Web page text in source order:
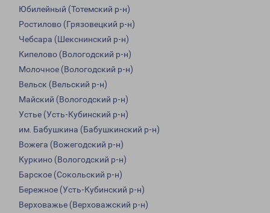
Юбилейный (Тотемский р-н)
Ростилово (Грязовецкий р-н)
Чебсара (Шекснинский р-н)
Кипелово (Вологодский р-н)
Молочное (Вологодский р-н)
Вельск (Вельский р-н)
Майский (Вологодский р-н)
Устье (Усть-Кубинский р-н)
им. Бабушкина (Бабушкинский р-н)
Вожега (Вожегодский р-н)
Куркино (Вологодский р-н)
Барское (Сокольский р-н)
Бережное (Усть-Кубинский р-н)
Верховажье (Верховажский р-н)